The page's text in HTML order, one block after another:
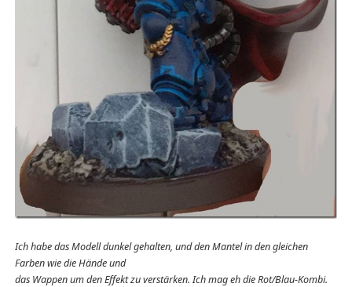
Ich habe das Modell dunkel gehalten, und den Mantel in den gleichen
Farben wie die Hände und
das Wappen um den Effekt zu verstärken. Ich mag eh die Rot/Blau-Kombi.